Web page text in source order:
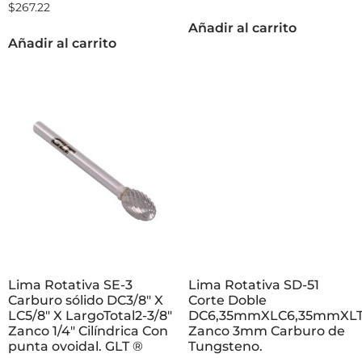
$267.22
Añadir al carrito
Añadir al carrito
Lima Rotativa SE-3
Carburo sólido DC3/8″ X
LC5/8″ X LargoTotal2-3/8″
Zanco 1/4″ Cilíndrica Con
punta ovoidal. GLT ®
Lima Rotativa SD-51
Corte Doble
Zanco 3mm Carburo de
Tungsteno.